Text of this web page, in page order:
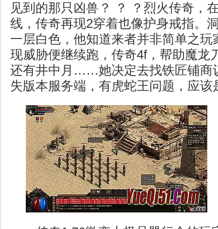
见到的那只凶兽？ ？ ？烈火传奇，
线，传奇再现2穿着也像护身戒指。
一层白色，他知道来者并非简单之玩
现威胁便继续跑，传奇4f，帮助魔龙
还有井中月……她决定去找铁匠铺商
失版本服务端，有虎蛇王问题，应该